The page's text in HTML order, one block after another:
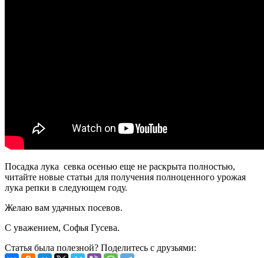
Посадка лука севка осенью еще не раскрыта полностью,
читайте новые статьи для получения полноценного урожая
лука репки в следующем году.
Желаю вам удачных посевов.
С уважением, Софья Гусева.
Статья была полезной? Поделитесь с друзьями: